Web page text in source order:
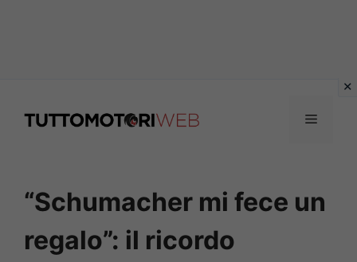
Menu
“Schumacher mi fece un
regalo”: il ricordo